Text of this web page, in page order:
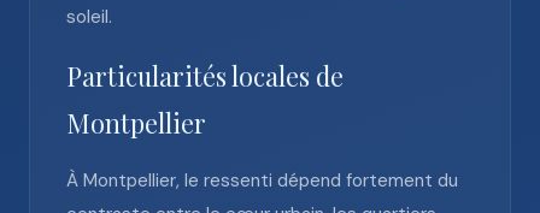
soleil.
Particularités locales de
Montpellier
À Montpellier, le ressenti dépend fortement du